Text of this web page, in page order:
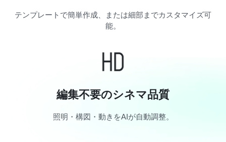
テンプレートで簡単作成、または細部までカスタマイズ可
能。
編集不要のシネマ品質
照明・構図・動きをAIが自動調整。